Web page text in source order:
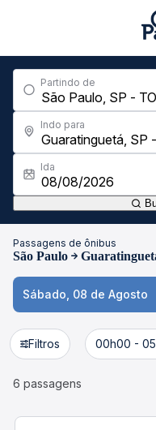
Partindo de
Indo para
Ida
Passagens de ônibus
São Paulo
Sábado, 08 de Agosto
Filtros 00h00 -
6 passagens